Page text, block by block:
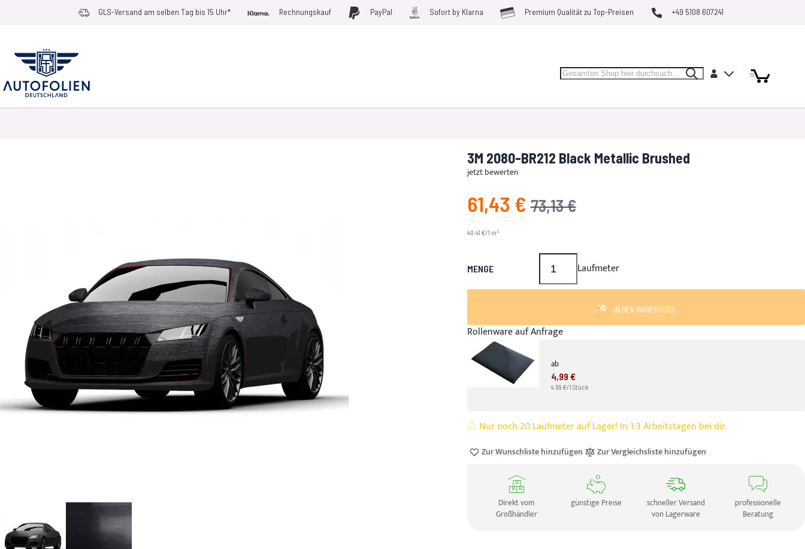
Zum Inhalt springen GLS-Versand am selben Tag bis 15 Uhr* Rechnungskauf PayPal Sofort by Klarna Premium Qualität zu Top-Preisen +49 5108 607241
Search SearchKonto MeinArtikel
Artikel
3M 2080-BR212 Black Metallic Brushed
jetzt bewerten
Angebotspreis
61,43 € UVP
73,13 €
40.41 €/1 m2
MENGE Laufmeter
IN DEN WARENKORB
Rollenware auf Anfrage
ab
4,99 €
4.99 €/1 Stück
Nur noch 20 Laufmeter auf Lager! In 1-3 Arbeitstagen bei dir.
Zur Wunschliste hinzufügen Zur Vergleichsliste hinzufügen
Direkt vom
Großhändler
günstige Preise
schneller Versand
von Lagerware
professionelle
Beratung